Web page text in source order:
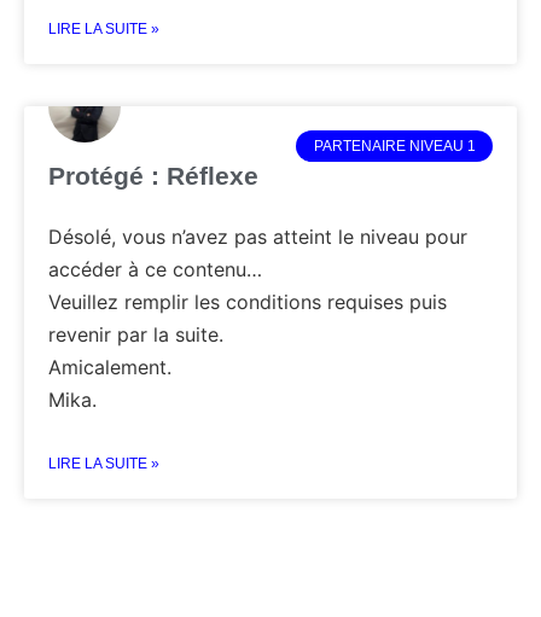
LIRE LA SUITE »
PARTENAIRE NIVEAU 1
Protégé : Réflexe
Désolé, vous n’avez pas atteint le niveau pour
accéder à ce contenu…
Veuillez remplir les conditions requises puis
revenir par la suite.
Amicalement.
Mika.
LIRE LA SUITE »